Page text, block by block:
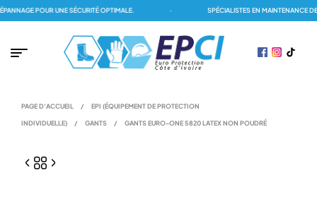
POUR UNE SÉCURITÉ OPTIMALE. SPÉCIALISTES EN MAINTENANCE DES
PAGE D'ACCUEIL / EPI (ÉQUIPEMENT DE PROTECTION
INDIVIDUELLE) / GANTS / GANTS EURO-ONE 5820 LATEX NON POUDRÉ